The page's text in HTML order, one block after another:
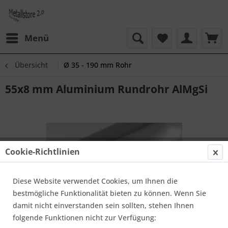
Menü
Übersicht Ø 35 - 190 mm Rohr
55x8 mm Aluminium Rundrohr AlMgSi
Cookie-Richtlinien
Diese Website verwendet Cookies, um Ihnen die
bestmögliche Funktionalität bieten zu können. Wenn Sie
damit nicht einverstanden sein sollten, stehen Ihnen
folgende Funktionen nicht zur Verfügung: